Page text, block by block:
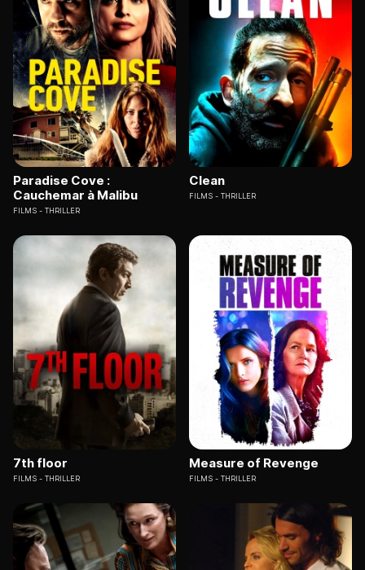
Paradise Cove :
Cauchemar à Malibu
FILMS THRILLER
Clean
FILMS THRILLER
7th floor
FILMS THRILLER
Measure of Revenge
FILMS THRILLER